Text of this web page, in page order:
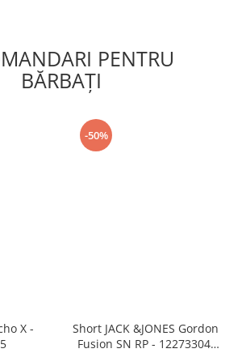
PENTRU
BĂRBAŢI
X -
-50%
Short JACK &JONES Gordon
Fusion SN RP - 12273304-